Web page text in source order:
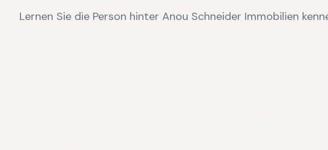
Lernen Sie die Person hinter Anou Schneider Immobilien